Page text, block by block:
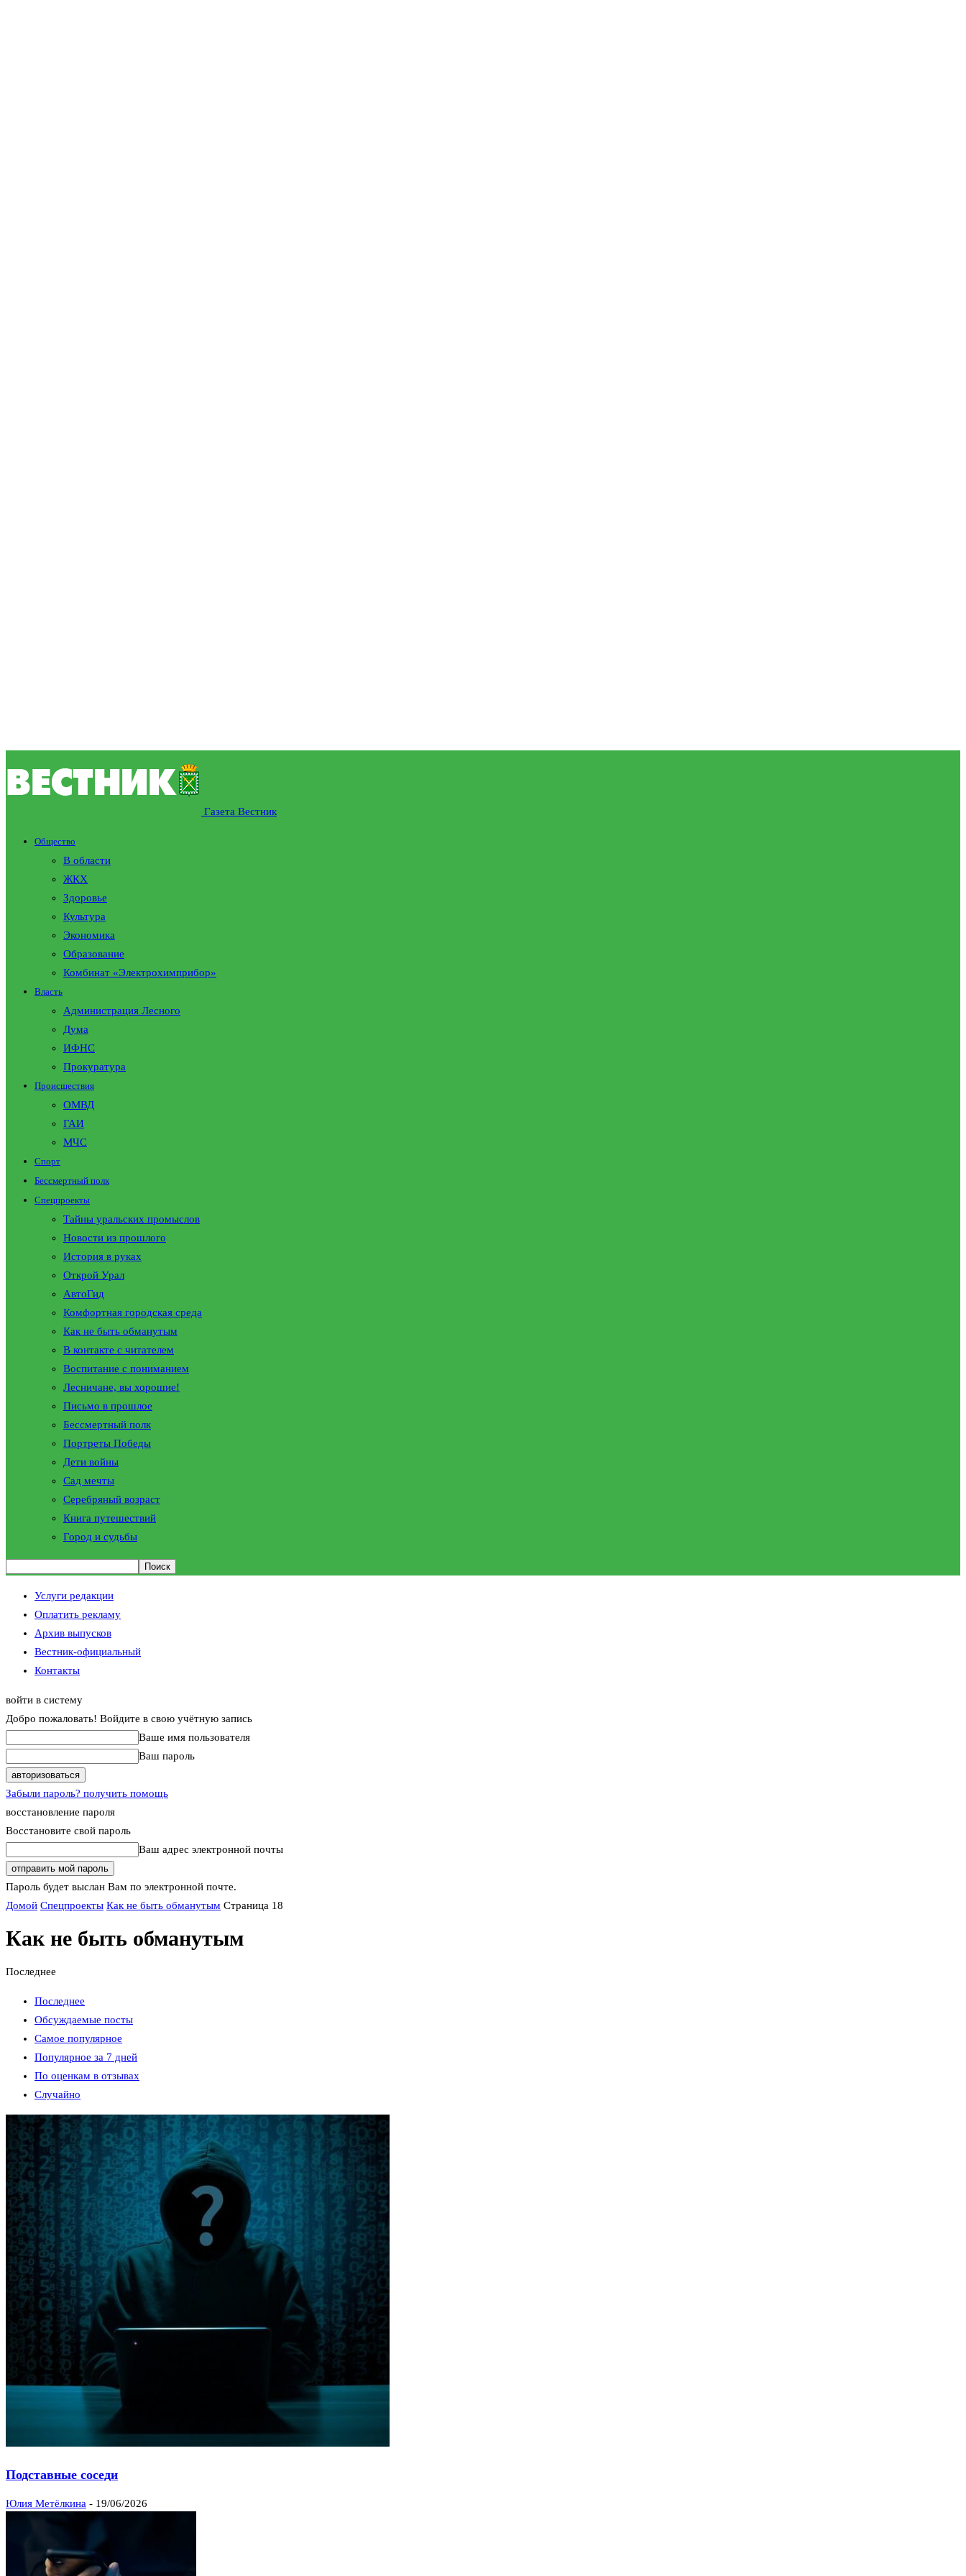
Газета Вестник
Общество
В области
ЖКХ
Здоровье
Культура
Экономика
Образование
Комбинат «Электрохимприбор»
Власть
Администрация Лесного
Дума
ИФНС
Прокуратура
Происшествия
ОМВД
ГАИ
МЧС
Спорт
Бессмертный полк
Спецпроекты
Тайны уральских промыслов
Новости из прошлого
История в руках
Открой Урал
АвтоГид
Комфортная городская среда
Как не быть обманутым
В контакте с читателем
Воспитание с пониманием
Лесничане, вы хорошие!
Письмо в прошлое
Бессмертный полк
Портреты Победы
Дети войны
Сад мечты
Серебряный возраст
Книга путешествий
Город и судьбы
Услуги редакции
Оплатить рекламу
Архив выпусков
Вестник-официальный
Контакты
войти в систему
Добро пожаловать! Войдите в свою учётную запись
Ваше имя пользователя
Ваш пароль
Забыли пароль? получить помощь
восстановление пароля
Восстановите свой пароль
Ваш адрес электронной почты
Пароль будет выслан Вам по электронной почте.
Домой Спецпроекты Как не быть обманутым Страница 18
Как не быть обманутым
Последнее
Последнее
Обсуждаемые посты
Самое популярное
Популярное за 7 дней
По оценкам в отзывах
Случайно
Подставные соседи
Юлия Метёлкина - 19/06/2026